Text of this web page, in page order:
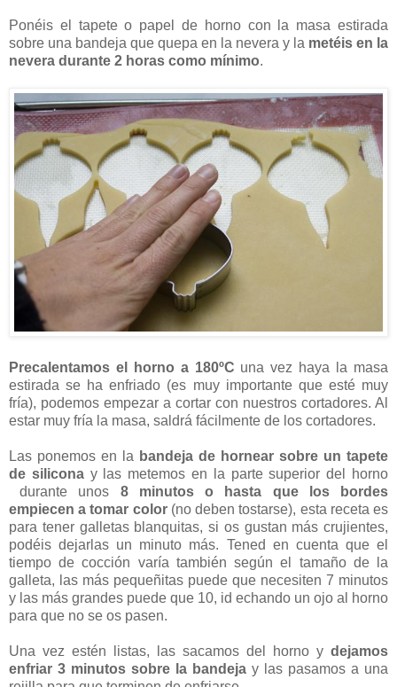
Ponéis el tapete o papel de horno con la masa estirada
sobre una bandeja que quepa en la nevera y la metéis en la
nevera durante 2 horas como mínimo.
Precalentamos el horno a 180ºC una vez haya la masa
estirada se ha enfriado (es muy importante que esté muy
fría), podemos empezar a cortar con nuestros cortadores. Al
estar muy fría la masa, saldrá fácilmente de los cortadores.
Las ponemos en la bandeja de hornear sobre un tapete
de siliconay las metemos en la parte superior del horno
durante unos 8 minutos o hasta que los bordes
empiecen a tomar color(no deben tostarse), esta receta es
para tener galletas blanquitas, si os gustan más crujientes,
podéis dejarlas un minuto más. Tened en cuenta que el
tiempo de cocción varía también según el tamaño de la
galleta, las más pequeñitas puede que necesiten 7 minutos
y las más grandes puede que 10, id echando un ojo al horno
para que no se os pasen.
Una vez estén listas, las sacamos del horno y dejamos
enfriar 3 minutos sobre la bandeja y las pasamos a una